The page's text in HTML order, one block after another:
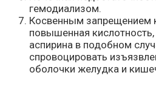
гемодиализом.
Косвенным запрещением
повышенная кислотность,
аспирина в подобном
спровоцировать
оболочки желудка и